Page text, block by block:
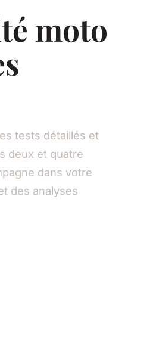
moto
tests détaillés et
deux et quatre
dans votre
des analyses